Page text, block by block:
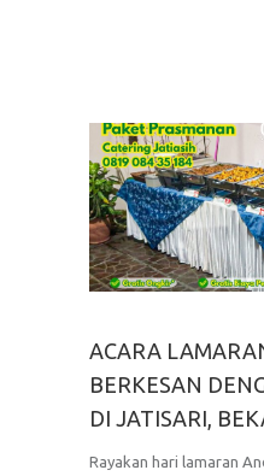
ACARA
BERKESAN
DI JATISARI,
Rayakan hari lamaran